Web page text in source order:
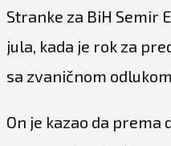
Stranke za BiH Semir
jula, kada je rok za
sa zvaničnom
On je kazao da prema